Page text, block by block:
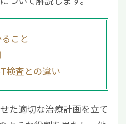
こと
検査との違い
た適切な治療計画を立て